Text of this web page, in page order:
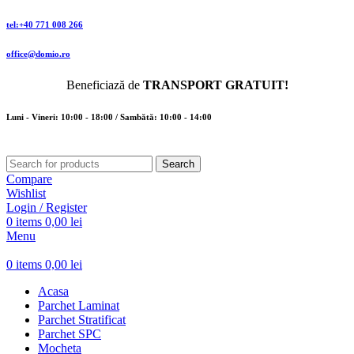
tel:+40 771 008 266
office@domio.ro
Beneficiază de TRANSPORT GRATUIT!
Luni - Vineri: 10:00 - 18:00 / Sambătă: 10:00 - 14:00
Search
Compare
Wishlist
Login / Register
0 items 0,00 lei
Menu
0 items 0,00 lei
Acasa
Parchet Laminat
Parchet Stratificat
Parchet SPC
Mocheta